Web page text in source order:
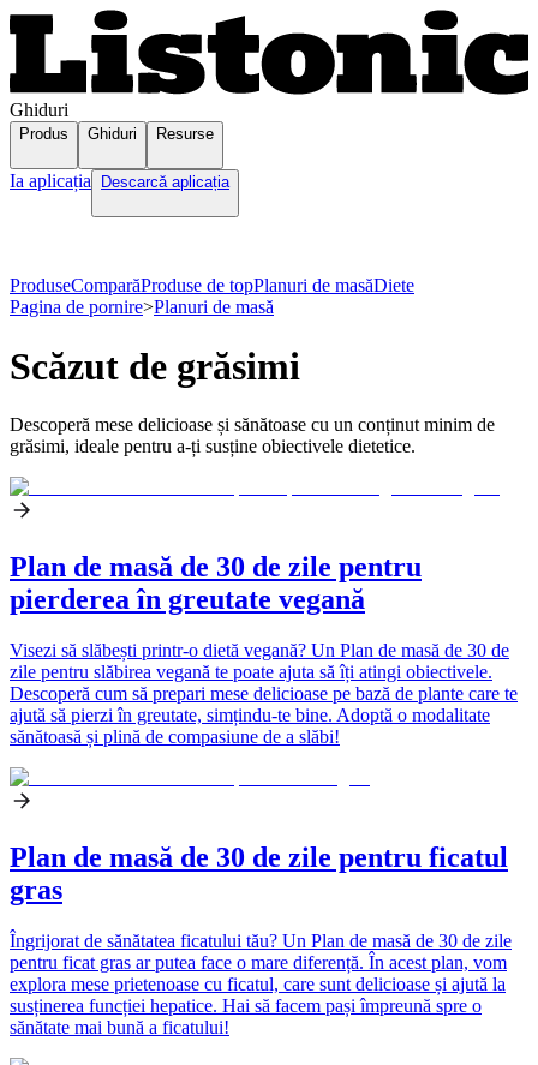
Ghiduri
Produs Ghiduri Resurse
Ia aplicația Descarcă aplicația
ProduseComparăProduse de topPlanuri de masăDiete
Pagina de pornire>Planuri de masă
Scăzut de grăsimi
Descoperă mese delicioase și sănătoase cu un conținut minim de
grăsimi, ideale pentru a-ți susține obiectivele dietetice.
Plan de masă de 30 de zile pentru
pierderea în greutate vegană
Visezi să slăbești printr-o dietă vegană? Un Plan de masă de 30 de
zile pentru slăbirea vegană te poate ajuta să îți atingi obiectivele.
Descoperă cum să prepari mese delicioase pe bază de plante care te
ajută să pierzi în greutate, simțindu-te bine. Adoptă o modalitate
sănătoasă și plină de compasiune de a slăbi!
Plan de masă de 30 de zile pentru ficatul
gras
Îngrijorat de sănătatea ficatului tău? Un Plan de masă de 30 de zile
pentru ficat gras ar putea face o mare diferență. În acest plan, vom
explora mese prietenoase cu ficatul, care sunt delicioase și ajută la
susținerea funcției hepatice. Hai să facem pași împreună spre o
sănătate mai bună a ficatului!